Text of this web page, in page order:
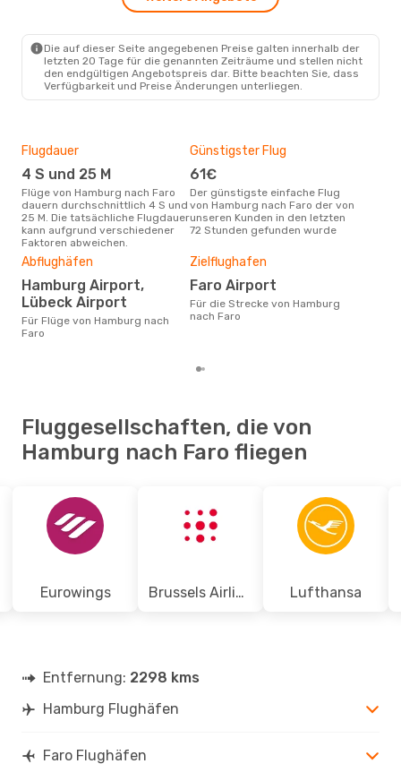
- Mi., 7. Okt.
1 Zwischenstopp
HAM- FAO
TAP Portugal1 Zwischenstopp
FAO- HAM
Die auf dieser Seite angegebenen Preise galten innerhalb der
letzten 20 Tage für die genannten Zeiträume und stellen nicht
den endgültigen Angebotspreis dar. Bitte beachten Sie, dass
Verfügbarkeit und Preise Änderungen unterliegen.
Flugdauer
4 S und 25 M
Flüge von Hamburg nach Faro
dauern durchschnittlich 4 S und
25 M. Die tatsächliche Flugdauer
kann aufgrund verschiedener
Faktoren abweichen.
Günstigster Flug
61€
Der günstigste einfache Flug
von Hamburg nach Faro der von
unseren Kunden in den letzten
72 Stunden gefunden wurde
Abflughäfen
Hamburg Airport,
Lübeck Airport
Für Flüge von Hamburg nach
Faro
Zielflughafen
Faro Airport
Für die Strecke von Hamburg
nach Faro
Fluggesellschaften, die von
Hamburg nach Faro fliegen
Eurowings Brussels Airlines Lufthansa
Entfernung: 2298 kms
Hamburg Flughäfen
Faro Flughäfen